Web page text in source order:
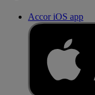
Accor iOS app